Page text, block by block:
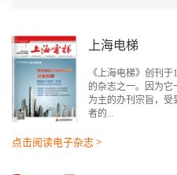
上海电梯
《上海电梯》创刊
的杂志之一。因为
为主的办刊宗旨，
者的...
点击阅读电子杂志 >